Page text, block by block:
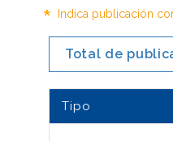
* Indica publicación
Total de
Tipo